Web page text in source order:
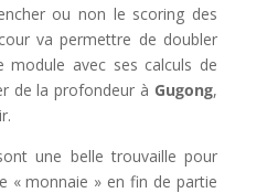
ou non le scoring des
va permettre de doubler
module avec ses calculs de
de la profondeur à Gugong,
une belle trouvaille pour
« monnaie » en fin de partie